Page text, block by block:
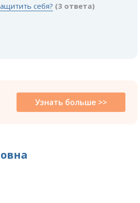
себя? (3 ответа)
Узнать больше >>